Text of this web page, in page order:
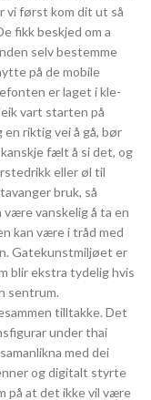
vi først kom dit ut så
fikk beskjed om a
selv bestemme
på de mobile
er laget i kle­
vart starten på
riktig vei å gå, bør
fælt å si det, og
eller øl til
bruk, så
være vanskelig å ta en
kan være i tråd med
Gatekunstmiljøet er
blir ekstra tydelig hvis
sentrum.
tilltakke. Det
under thai
med dei
og digitalt styrte
på at det ikke vil være